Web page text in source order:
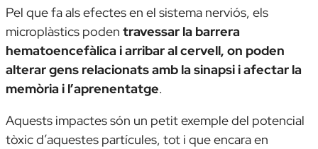
Pel que fa als efectes en el sistema nerviós, els
microplàstics poden travessar la barrera
hematoencefàlica i arribar al cervell, on poden
alterar gens relacionats amb la sinapsi i afectar la
memòria i l’aprenentatge.
Aquests impactes són un petit exemple del potencial
tòxic d’aquestes partícules, tot i que encara en